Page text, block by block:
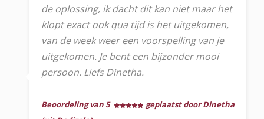
de oplossing, ik dacht dit kan niet maar het
klopt exact ook qua tijd is het uitgekomen,
van de week weer een voorspelling van je
uitgekomen. Je bent een bijzonder mooi
persoon. Liefs Dinetha.
Beoordeling van 5
geplaatst door Dinetha